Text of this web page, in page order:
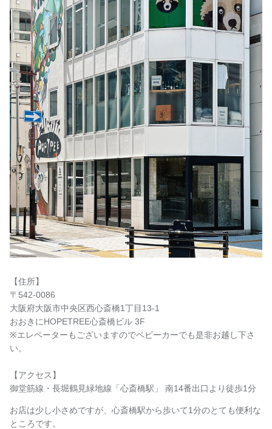
【住所】
〒542-0086
大阪府大阪市中央区西心斎橋1丁目13-1
おおきにHOPETREE心斎橋ビル 3F
※エレベーターもございますのでベビーカーでも是非お越し下さ
い。
【アクセス】
御堂筋線・長堀鶴見緑地線「心斎橋駅」 南14番出口より徒歩1分
お店は少し小さめですが、心斎橋駅から歩いて1分のとても便利な
ところです。